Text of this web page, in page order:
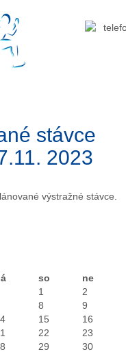
stávce
2023
výstražné stávce.
so
ne
1
2
8
9
15
16
22
23
29
30